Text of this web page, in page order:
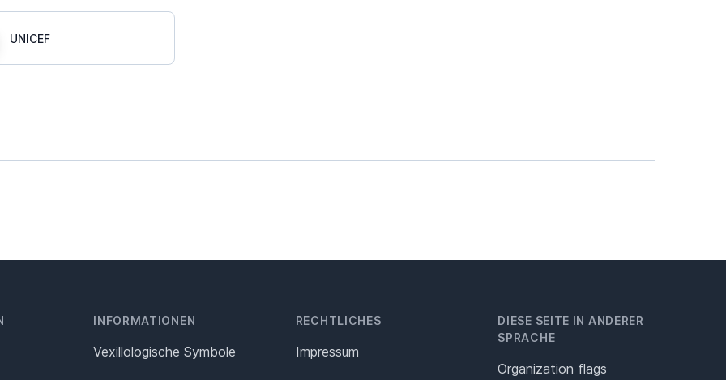
UNICEF
INFORMATIONEN
Vexillologische Symbole
RECHTLICHES
Impressum
DIESE SEITE IN ANDERER
SPRACHE
Organization flags